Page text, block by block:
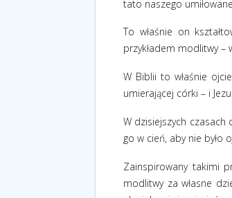
tato naszego
To właśnie on
przykładem modlitwy –
W Biblii to właśnie
umierającej córki – i
W dzisiejszych czasach
go w cień, aby nie było
Zainspirowany takimi
modlitwy za własne